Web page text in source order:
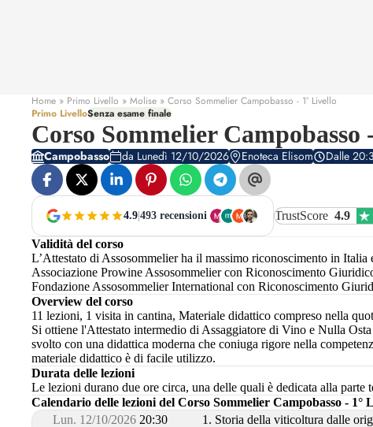
Home » Primo Livello » Molise » Corso Sommelier Campobasso - 1° Livello
Primo LivelloSenza esame finale
Corso Sommelier Campobasso
Campobasso da Lunedì 12/10/2026 Enoteca Elisom Dalle
4.9 493 recensioni TrustScore 4.9
Validità del corso
L’Attestato di Assosommelier ha il massimo riconoscimento in Italia
Associazione Prowine Assosommelier con Riconoscimento
Fondazione Assosommelier International con Riconoscimento
Overview del corso
11 lezioni, 1 visita in cantina, Materiale didattico compreso nella
Si ottiene l'Attestato intermedio di Assaggiatore di Vino e Nulla
svolto con una didattica moderna che coniuga rigore nella
materiale didattico è di facile utilizzo.
Durata delle lezioni
Le lezioni durano due ore circa, una delle quali è dedicata alla parte
Calendario delle lezioni del Corso Sommelier Campobasso - 1°
Lun. 12/10/2026 20:30
1. Storia della viticoltura dalle